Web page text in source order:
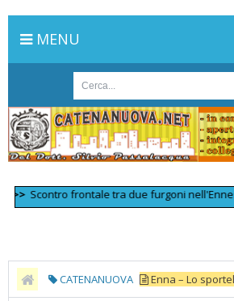
MENU
Scontro frontale tra due furgoni nell'Ennese:
CATENANUOVA Enna – Lo